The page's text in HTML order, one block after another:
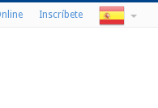
Inscríbete